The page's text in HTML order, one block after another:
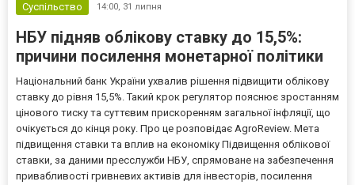
Суспільство 14:00, 31 липня
НБУ підняв облікову ставку до 15,5%:
причини посилення монетарної політики
Національний банк України ухвалив рішення підвищити облікову
ставку до рівня 15,5%. Такий крок регулятор пояснює зростанням
цінового тиску та суттєвим прискоренням загальної інфляції, що
очікується до кінця року. Про це розповідає AgroReview. Мета
підвищення ставки та вплив на економіку Підвищення облікової
ставки, за даними пресслужби НБУ, спрямоване на забезпечення
привабливості гривневих активів для інвесторів, посилення